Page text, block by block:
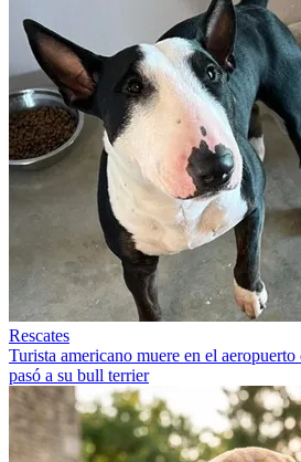
Rescates
Turista americano muere en el
pasó a su bull terrier